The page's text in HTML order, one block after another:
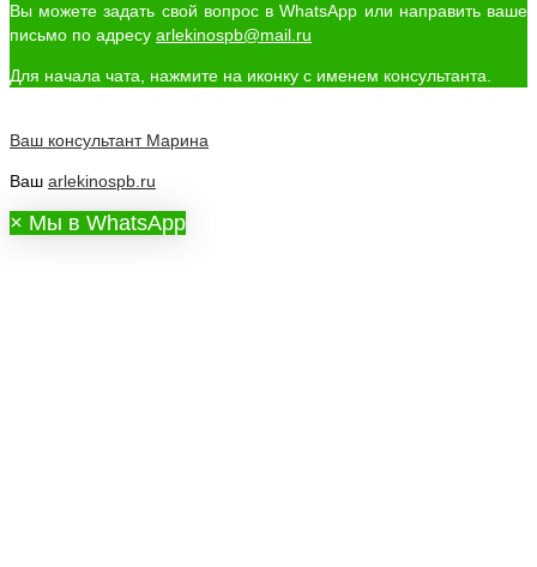
Вы можете задать свой вопрос в WhatsApp или направить ваше
письмо по адресу arlekinospb@mail.ru
Для начала чата, нажмите на иконку с именем консультанта.
Ваш консультант Марина
Ваш arlekinospb.ru
× Мы в WhatsApp